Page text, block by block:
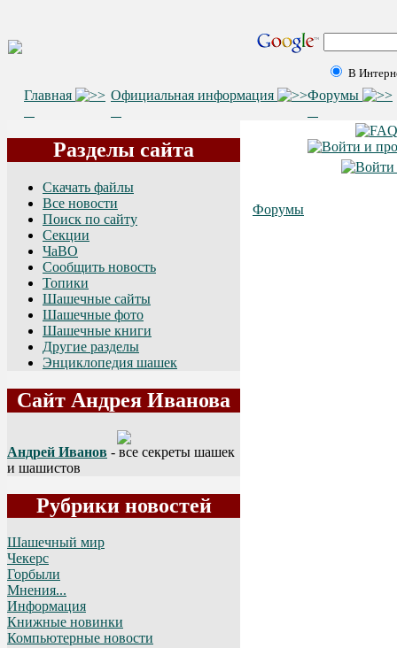
В
Главная Официальная информация Форумы
Разделы сайта
Скачать файлы
Все новости
Поиск по сайту
Секции
ЧаВО
Сообщить новость
Топики
Шашечные сайты
Шашечные фото
Шашечные книги
Другие разделы
Энциклопедия шашек
Сайт Андрея Иванова
Андрей Иванов - все секреты шашек
и шашистов
Рубрики новостей
Шашечный мир
Чекерс
Горбыли
Мнения...
Информация
Книжные новинки
Компьютерные новости
Форумы